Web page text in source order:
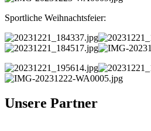
Sportliche Weihnachtsfeier:
Unsere Partner